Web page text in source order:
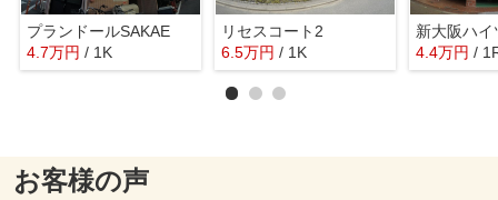
プランドールSAKAE
4.7万円 / 1K
リセスコート2
6.5万円 / 1K
新大阪ハイ
4.4万円 /
お客様の声